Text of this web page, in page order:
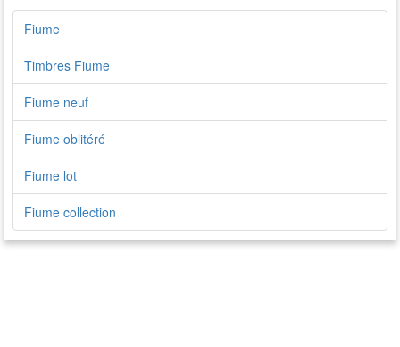
Fiume
Timbres Fiume
Fiume neuf
Fiume oblitéré
Fiume lot
Fiume collection